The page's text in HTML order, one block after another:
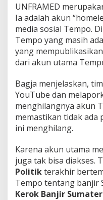
UNFRAMED
Ia adalah akun
media sosial Tempo.
Tempo yang masih
yang
dari akun utama
Bagja menjelaskan,
YouTube dan
menghilangnya akun
memastikan tidak ada
ini menghilang.
Karena akun utama
juga tak bisa diakses.
Politikterakhir
Tempo tentang banjir
Kerok Banjir